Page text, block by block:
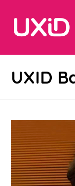
UXID